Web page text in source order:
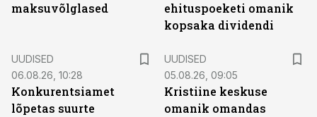
maksuvõlglased
ehituspoeketi omanik
kopsaka dividendi
UUDISED
06.08.26, 10:28
Konkurentsiamet
lõpetas suurte
UUDISED
05.08.26, 09:05
Kristiine keskuse
omanik omandas